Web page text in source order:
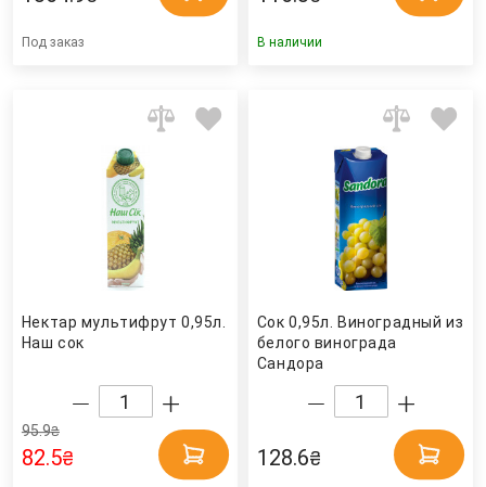
Под заказ В наличии
Нектар мультифрут 0,95л.
Наш сок
95.9₴
82.5₴
Сок 0,95л. Виноградный из
белого винограда
Сандора
128.6₴